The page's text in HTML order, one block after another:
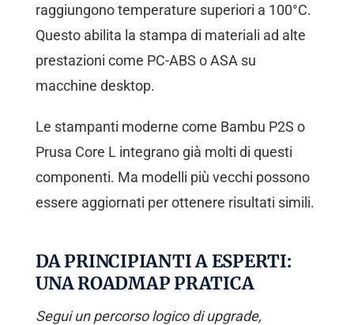
raggiungono temperature superiori a 100°C.
Questo abilita la stampa di materiali ad alte
prestazioni come PC-ABS o ASA su
macchine desktop.
Le stampanti moderne come Bambu P2S o
Prusa Core L integrano già molti di questi
componenti. Ma modelli più vecchi possono
essere aggiornati per ottenere risultati simili.
DA PRINCIPIANTI A ESPERTI:
UNA ROADMAP PRATICA
Segui un percorso logico di upgrade,